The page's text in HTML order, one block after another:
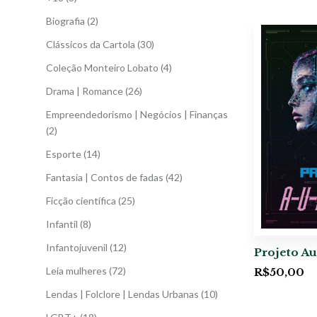
Biografia (2)
Clássicos da Cartola (30)
Coleção Monteiro Lobato (4)
Drama | Romance(26)
Empreendedorismo | Negócios | Finanças
(2)
Esporte(14)
Fantasia | Contos de fadas (42)
Ficção científica (25)
Infantil (8)
Infantojuvenil (12)
Leia mulheres (72)
Lendas | Folclore | Lendas Urbanas (10)
Projeto
R$50,00